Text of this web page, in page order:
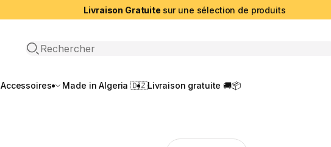
Livraison Gratuite sur une sélection de produits
Recherche ouverte
Accessoires Made in Algeria 🇩🇿Livraison gratuite 🚚📦